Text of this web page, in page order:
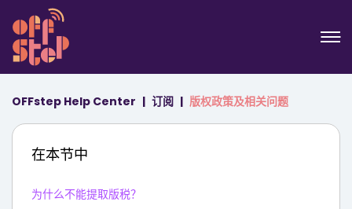
OFFstep Help Center 订阅 版权政策及相关问题
在本节中
为什么不能提取版税？